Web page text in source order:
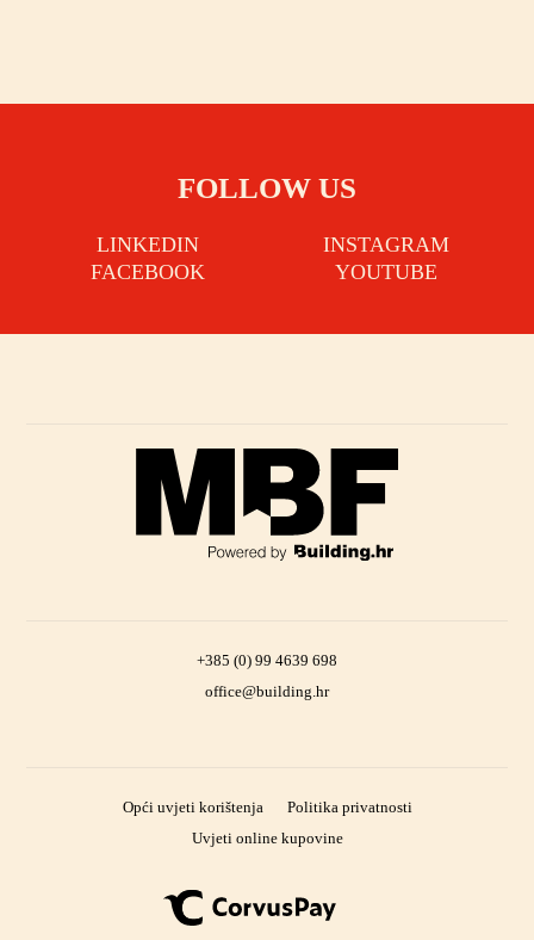
FOLLOW US
LINKEDIN
INSTAGRAM
FACEBOOK
YOUTUBE
+385 (0) 99 4639 698
office@building.hr
Opći uvjeti korištenja
Politika privatnosti
Uvjeti online kupovine